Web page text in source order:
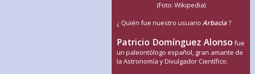
(Foto: Wikipedia)
¿ Quién fue nuestro usuario Arbacia?
Patricio Domínguez Alonso fue
un paleontólogo español, gran amante de
la Astronomía y Divulgador Científico.